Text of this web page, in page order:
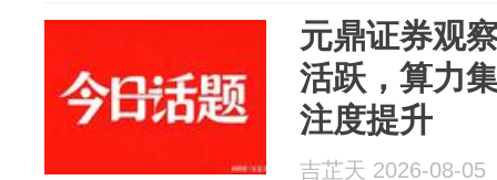
元鼎证券观
活跃，算力
注度提升
吉芷天 2026-08-05